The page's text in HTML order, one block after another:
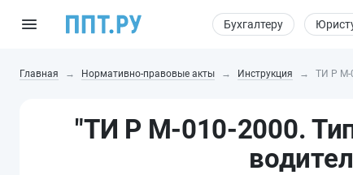
Бухгалтеру
Главная Нормативно-правовые акты Инструкция ТИ Р М-
"ТИ Р М-010-2000.